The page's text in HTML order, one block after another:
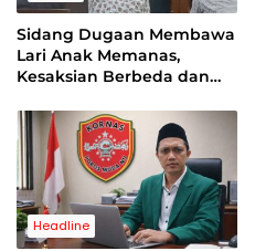
Sidang Dugaan Membawa
Lari Anak Memanas,
Kesaksian Berbeda dan
Headline